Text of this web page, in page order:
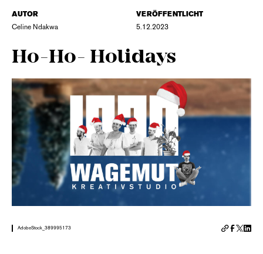
AUTOR
Celine Ndakwa
VERÖFFENTLICHT
5.12.2023
Ho-Ho- Holidays
AdobeStock_389995173